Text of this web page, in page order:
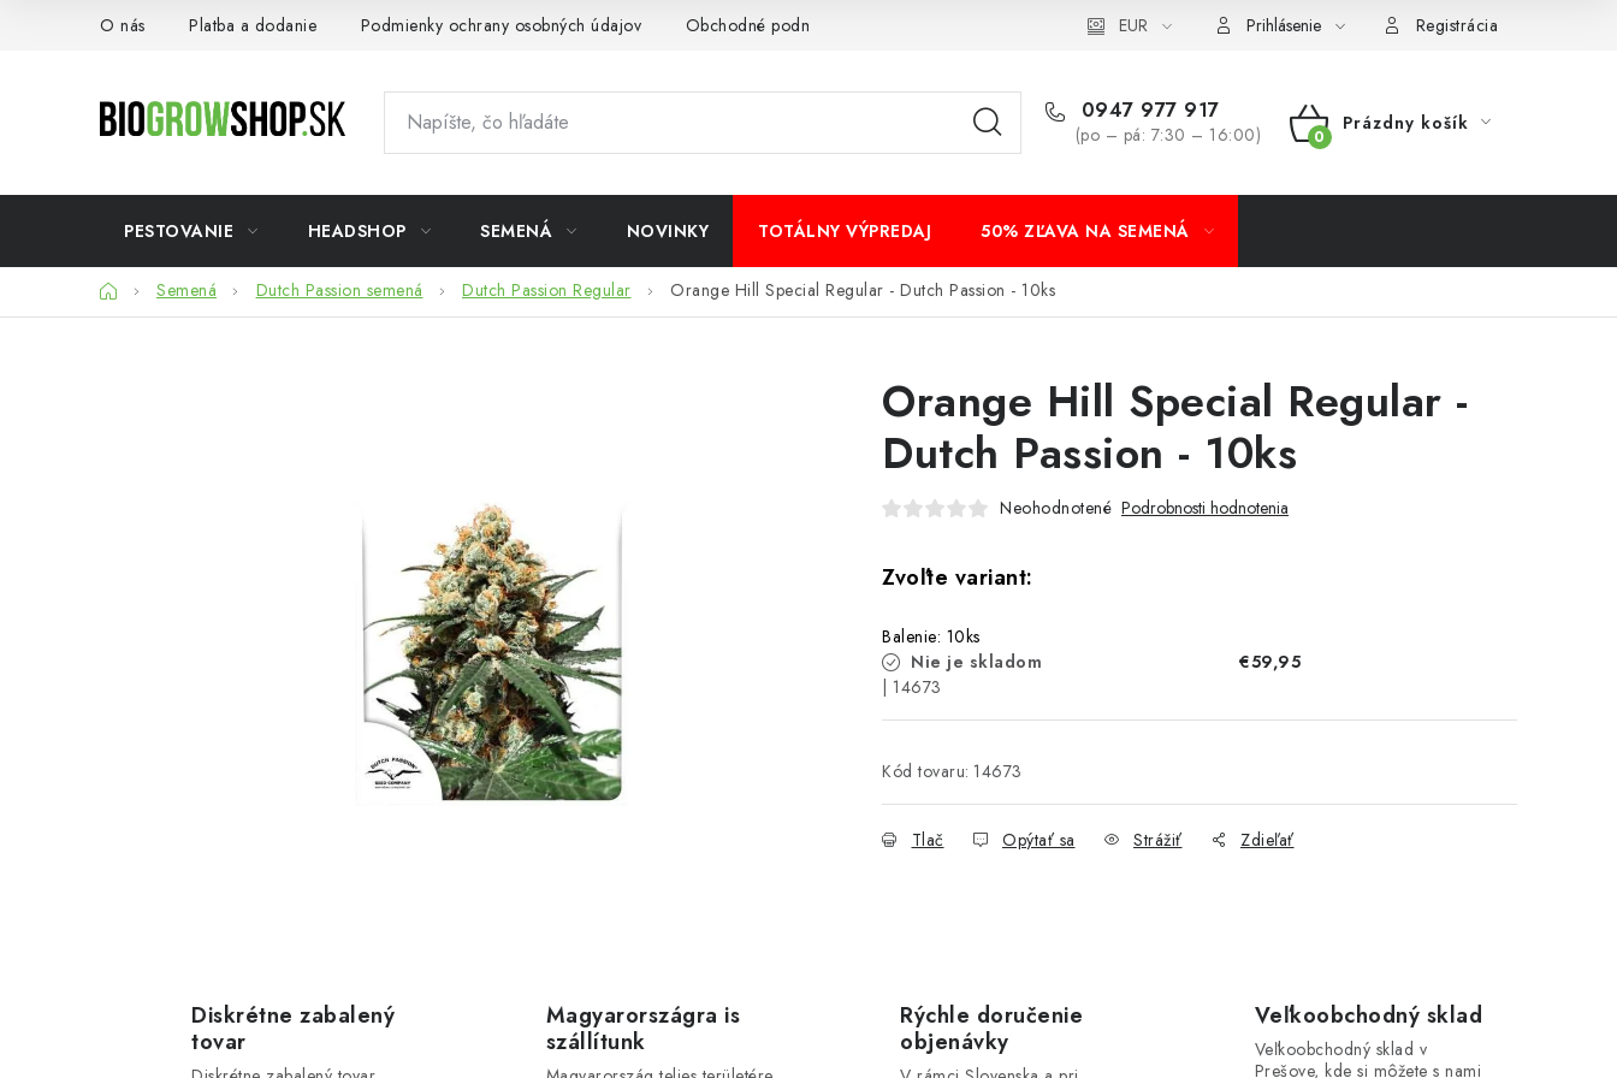
O nás Platba a dodanie Podmienky ochrany osobných údajov Obchodné podmienky Veľkoobchod Formulár na odstúpenie od zmluvy
EUR Prihlásenie Registrácia
0947 977 917
(po – pá: 7:30 – 16:00)
NÁKUPNÝ
Prázdny košík
PESTOVANIE HEADSHOP SEMENÁ NOVINKY TOTÁLNY VÝPREDAJ 50% ZĽAVA NA SEMENÁ
DomovSemená Dutch Passion semená Dutch Passion Regular Orange Hill Special Regular - Dutch Passion - 10ks
Orange Hill Special Regular -
Dutch Passion - 10ks
Neohodnotené Podrobnosti hodnotenia
Balenie: 10ks
Nie je skladom
| 14673
€59,95
Kód tovaru: 14673
Tlač Opýtať sa Strážiť Zdieľať
Diskrétne zabalený
tovar
Magyarországra is
szállítunk
Rýchle doručenie
objenávky
Veľkoobchodný sklad
Veľkoobchodný sklad v
Prešove, kde si môžete s nami